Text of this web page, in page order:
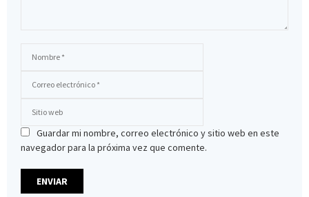
Guardar mi nombre, correo electrónico y sitio web en este
navegador para la próxima vez que comente.